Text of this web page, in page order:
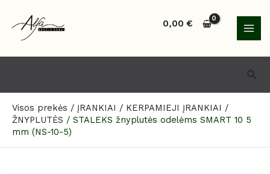
turinio
0,00€
Visos prekės / ĮRANKIAI / KERPAMIEJI ĮRANKIAI /
ŽNYPLUTĖS / STALEKS žnyplutės odelėms SMART 10 5
mm (NS-10-5)